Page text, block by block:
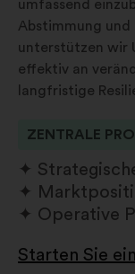
umfassend
Abstimmung
unterstützen wir
effektiv an
langfristige
ZENTRALE
Operative
Starten Sie
In